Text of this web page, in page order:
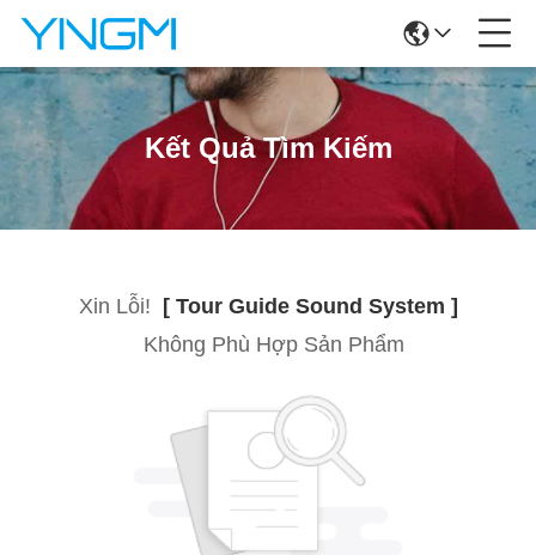
Kết Quả Tìm Kiếm
Xin Lỗi!
[ Tour Guide Sound System ]
Không Phù Hợp Sản Phẩm